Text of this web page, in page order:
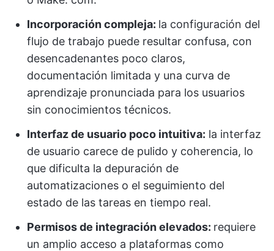
Incorporación compleja: la configuración del
flujo de trabajo puede resultar confusa, con
desencadenantes poco claros,
documentación limitada y una curva de
aprendizaje pronunciada para los usuarios
sin conocimientos técnicos.
Interfaz de usuario poco intuitiva: la interfaz
de usuario carece de pulido y coherencia, lo
que dificulta la depuración de
automatizaciones o el seguimiento del
estado de las tareas en tiempo real.
Permisos de integración elevados: requiere
un amplio acceso a plataformas como